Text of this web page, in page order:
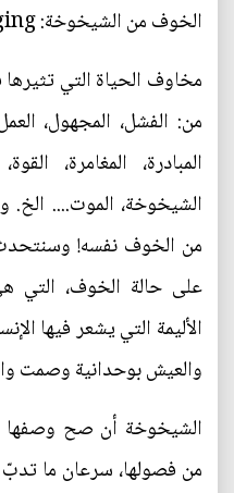
الخوف من الشيخوخة: The Fear from aging
مخاوف الحياة التي
من: الفشل، المجهول،
المبادرة، المغامرة،
الشيخوخة، الموت.... الخ.
من الخوف نفسه!
على حالة الخوف، التي
الأليمة التي يشعر فيها
والعيش بوحدانية وصمت
الشيخوخة أن صح
من فصولها، سرعان ما